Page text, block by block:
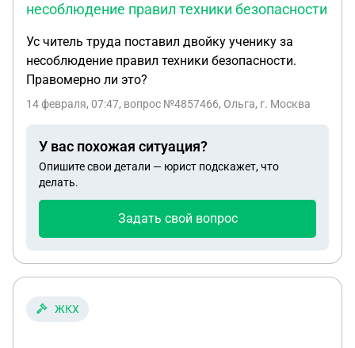
несоблюдение правил техники безопасности
Ус читель труда поставил двойку ученику за
несоблюдение правил техники безопасности.
Правомерно ли это?
14 февраля, 07:47, вопрос №4857466, Ольга, г. Москва
У вас похожая ситуация?
Опишите свои детали — юрист подскажет, что
делать.
Задать свой вопрос
ЖКХ